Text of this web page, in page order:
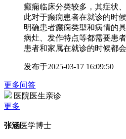
癫痫临床分类较多，其症状
此对于癫痫患者在就诊的时
明确患者癫痫类型和病情的
病灶、发作特点等都需要患
患者和家属在就诊的时候都
发布于2025-03-17 16:09:50
更多问答
医院医生亲诊
更多
张涵医学博士